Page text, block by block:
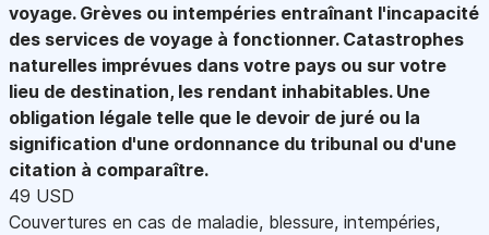
voyage. Grèves ou intempéries entraînant l'incapacité
des services de voyage à fonctionner. Catastrophes
naturelles imprévues dans votre pays ou sur votre
lieu de destination, les rendant inhabitables. Une
obligation légale telle que le devoir de juré ou la
signification d'une ordonnance du tribunal ou d'une
citation à comparaître.
49 USD
Couvertures en cas de maladie, blessure, intempéries,